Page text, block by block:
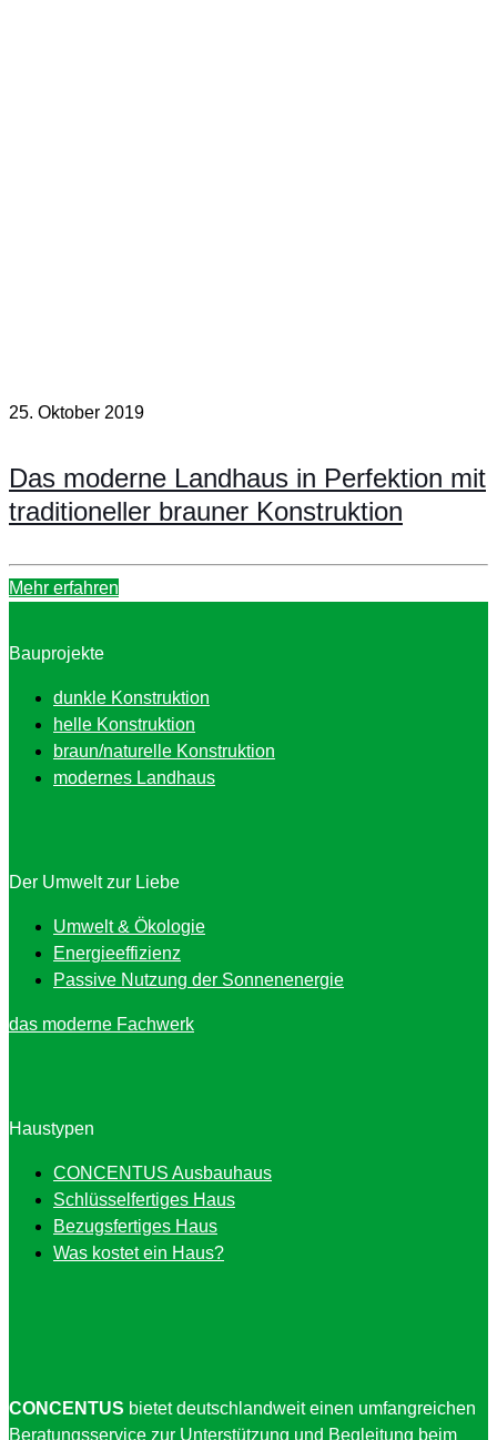
25. Oktober 2019
Das moderne Landhaus in Perfektion mit
traditioneller brauner Konstruktion
Mehr erfahren
Bauprojekte
dunkle Konstruktion
helle Konstruktion
braun/naturelle Konstruktion
modernes Landhaus
Der Umwelt zur Liebe
Umwelt & Ökologie
Energieeffizienz
Passive Nutzung der Sonnenenergie
das moderne Fachwerk
Haustypen
CONCENTUS Ausbauhaus
Schlüsselfertiges Haus
Bezugsfertiges Haus
Was kostet ein Haus?
CONCENTUS bietet deutschlandweit einen umfangreichen
Beratungsservice zur Unterstützung und Begleitung beim